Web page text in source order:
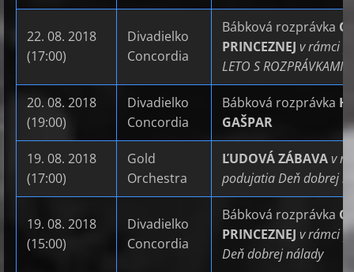
22. 08. 2018
(17:00)
Divadielko
Concordia
Bábková rozprávka O
PRINCEZNEJ v rámci
LETO S ROZPRÁVKAMI
20. 08. 2018
(19:00)
Divadielko
Concordia
Bábková rozprávka
GAŠPAR
19. 08. 2018
(17:00)
Gold
Orchestra
ĽUDOVÁ ZÁBAVAv
podujatia Deň dobrej
19. 08. 2018
(15:00)
Divadielko
Concordia
Bábková rozprávka O
PRINCEZNEJ v rámci
Deň dobrej nálady